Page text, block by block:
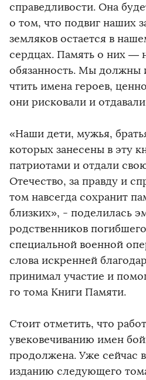
справедливости. Она
о том, что подвиг наших
земляков остается в
сердцах. Память о них —
обязанность. Мы должны
чтить имена героев,
они рисковали и
«Наши дети, мужья,
которых занесены в эту
патриотами и отдали
Отечество, за правду и
том навсегда сохранит
близких», - поделилась
родственников
специальной военной
слова искренней
принимал участие и
го тома Книги Памяти.
Стоит отметить, что
увековечиванию имен
продолжена. Уже сейчас
изданию следующего